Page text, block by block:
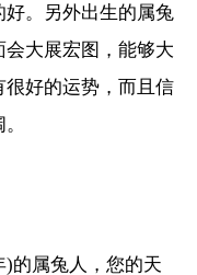
。另外出生的属兔
大展宏图，能够大
好的运势，而且信
)的属兔人，您的天